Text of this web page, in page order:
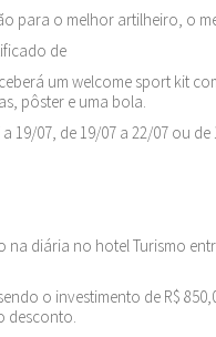
para o melhor artilheiro, o
de
um welcome sport kit
pôster e uma bola.
19/07, de 19/07 a 22/07 ou
na diária no hotel Turismo
o investimento de R$
desconto.